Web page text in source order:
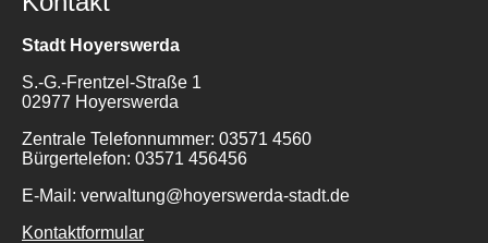
Stadt Hoyerswerda
S.-G.-Frentzel-Straße 1
02977 Hoyerswerda
Zentrale Telefonnummer: 03571 4560
Bürgertelefon: 03571 456456
E-Mail: verwaltung@hoyerswerda-stadt.de
Kontaktformular